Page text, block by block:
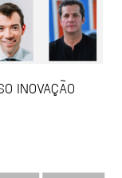
INOVAÇÃO